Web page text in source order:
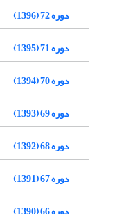
دوره 72 (1396)
دوره 71 (1395)
دوره 70 (1394)
دوره 69 (1393)
دوره 68 (1392)
دوره 67 (1391)